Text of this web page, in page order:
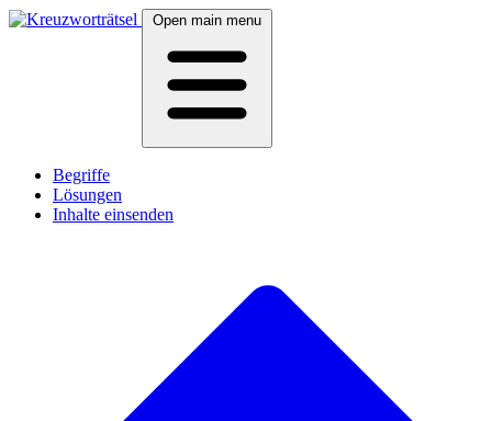
Open main menu
Begriffe
Lösungen
Inhalte einsenden